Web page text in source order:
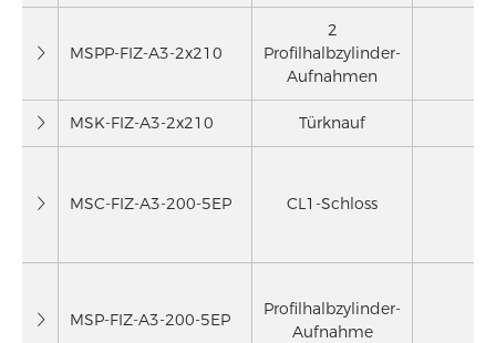
MSPP-FIZ-A3-2x210
2
Profilhalbzylinder-
Aufnahmen
MSK-FIZ-A3-2x210 Türknauf
MSC-FIZ-A3-200-5EP CL1-Schloss
MSP-FIZ-A3-200-5EP
Profilhalbzylinder-
Aufnahme